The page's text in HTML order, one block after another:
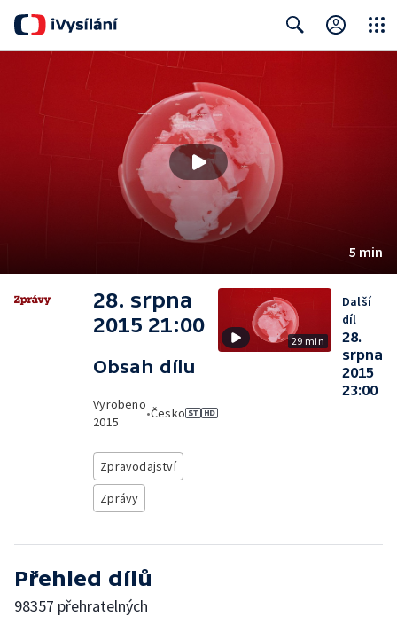
5 min
28. srpna
2015 21:00
Obsah dílu
Vyrobeno
2015
•Česko
Zpravodajství
Zprávy
29 min
Další
díl
28.
srpna
2015
23:00
Přehled dílů
98357 přehratelných